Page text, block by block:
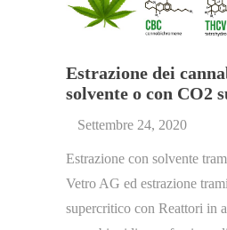
Estrazione dei
solvente o con CO2
Settembre 24, 2020
Estrazione con solvente
Vetro AG ed estrazione
supercritico con Reattori in